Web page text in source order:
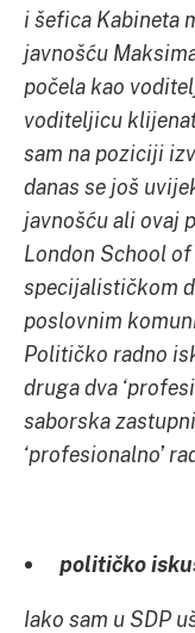
i šefica Kabineta
javnošću
počela kao
voditeljicu
sam na poziciji
danas se još
javnošću ali ovaj
London School
specijalističkom
poslovnim
Političko radno
druga dva
saborska
‘profesionalno’
političko
Iako sam u SDP